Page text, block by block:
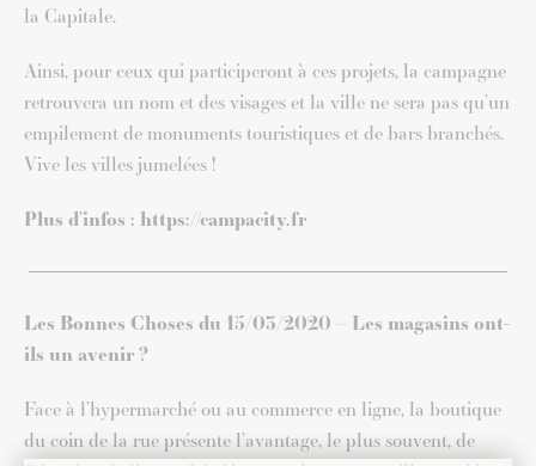
la Capitale.
Ainsi, pour ceux qui participeront à ces projets, la campagne
retrouvera un nom et des visages et la ville ne sera pas qu’un
empilement de monuments touristiques et de bars branchés.
Vive les villes jumelées !
Plus d’infos : https://campacity.fr
Les Bonnes Choses du 15/03/2020 – Les magasins ont-
ils un avenir ?
Face à l’hypermarché ou au commerce en ligne, la boutique
du coin de la rue présente l’avantage, le plus souvent, de